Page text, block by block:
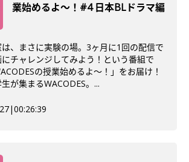
業始めるよ～！#4 日本BLドラマ編
、まさに実験の場。3ヶ月に1回の配信で
チャレンジしてみよう！という番組で
の授業始めるよ～！」をお届け！
が集まるWACODES。...
|00:26:39